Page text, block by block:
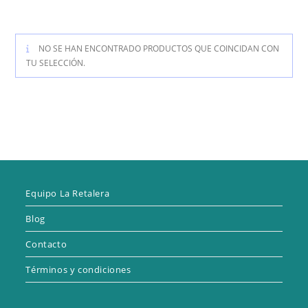
NO SE HAN ENCONTRADO PRODUCTOS QUE COINCIDAN CON
TU SELECCIÓN.
Equipo La Retalera
Blog
Contacto
Términos y condiciones